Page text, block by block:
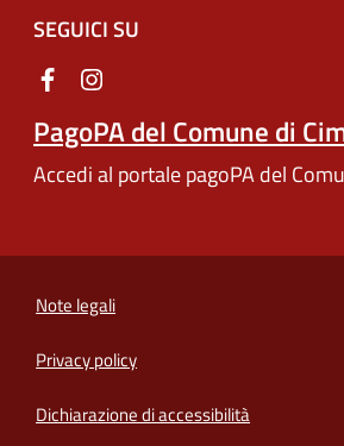
SEGUICI SU
PagoPA del Comune di
Accedi al portale pagoPA del
Note legali
Privacy policy
Dichiarazione di accessibilità